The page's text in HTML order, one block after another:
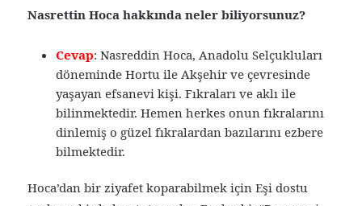
Nasrettin Hoca hakkında neler biliyorsunuz?
Cevap: Nasreddin Hoca, Anadolu Selçukluları
döneminde Hortu ile Akşehir ve çevresinde
yaşayan efsanevi kişi. Fıkraları ve aklı ile
bilinmektedir. Hemen herkes onun fıkralarını
dinlemiş o güzel fıkralardan bazılarını ezbere
bilmektedir.
Hoca’dan bir ziyafet koparabilmek için Eşi dostu